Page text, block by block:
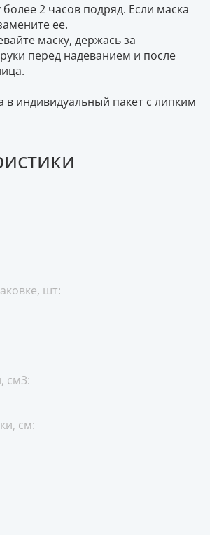
2 часов подряд. Если маска
ее.
маску, держась за
перед надеванием и после
в индивидуальный пакет с липким
шт:
см3:
см: